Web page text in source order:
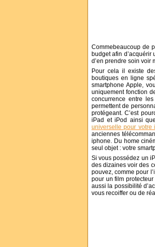
Commebeaucoup de
budget afin d’acquérir
d’en prendre soin voir
Pour cela il existe
boutiques en ligne
smartphone Apple,
uniquement fonction
concurrence entre
permettent de
protégeant. C’est
iPad et iPod ainsi
universelle pour votre
anciennes
iphone. Du home
seul objet : votre
Si vous possédez un
des dizaines voir des
pouvez, comme pour
pour un film
aussi la possibilité
vous recoiffer ou de